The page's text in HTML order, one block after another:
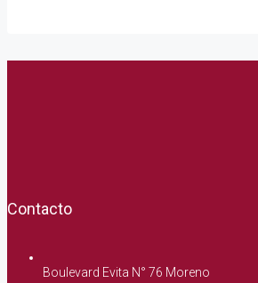
Contacto
Boulevard Evita N° 76 Moreno